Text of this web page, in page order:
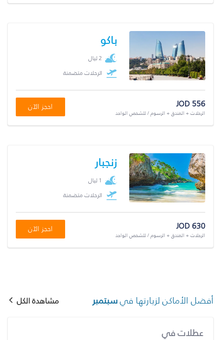
باكو
2 ليال
الرحلات متضمنة
JOD 556
الرحلات + الفندق + الرسوم / للشخص الواحد
احجز الآن
زنجبار
1 ليال
الرحلات متضمنة
JOD 630
الرحلات + الفندق + الرسوم / للشخص الواحد
احجز الآن
أفضل الأماكن لزيارتها فيسبتمبر مشاهدة الكل
عطلات في